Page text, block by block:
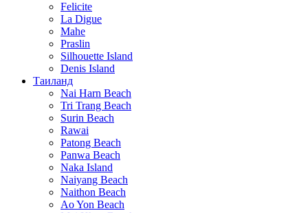
Felicite
La Digue
Mahe
Praslin
Silhouette Island
Denis Island
Таиланд
Nai Harn Beach
Tri Trang Beach
Surin Beach
Rawai
Patong Beach
Panwa Beach
Naka Island
Naiyang Beach
Naithon Beach
Ao Yon Beach